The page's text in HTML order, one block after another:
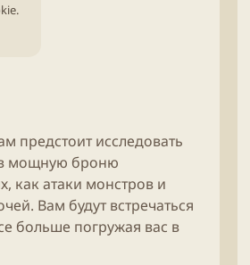
.
предстоит исследовать
мощную броню
как атаки монстров и
Вам будут встречаться
больше погружая вас в